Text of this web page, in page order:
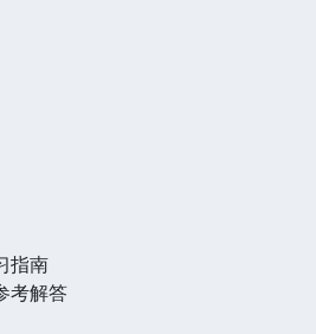
指南
考解答